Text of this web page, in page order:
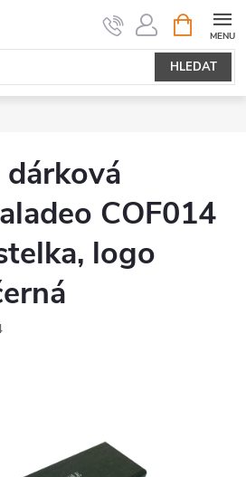
HLEDAT
NÁKUPNÍ
KOŠÍK
COF014
logo